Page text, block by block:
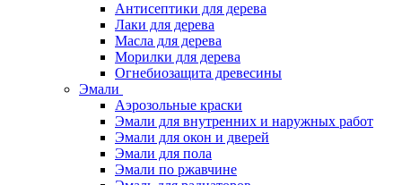
Антисептики для дерева
Лаки для дерева
Масла для дерева
Морилки для дерева
Огнебиозащита древесины
Эмали
Аэрозольные краски
Эмали для внутренних и наружных работ
Эмали для окон и дверей
Эмали для пола
Эмали по ржавчине